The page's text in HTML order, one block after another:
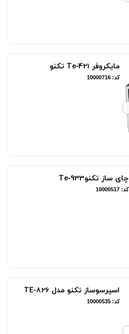
مایکروفر Te‑421 تکنو
کد: 10000716
چای ساز تکنوTe‑933
کد: 10000517
اسپرسوساز تکنو مدل TE-826
کد: 10000535